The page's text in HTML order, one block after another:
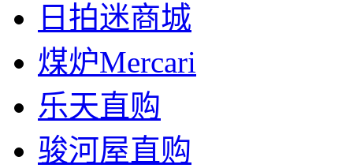
日拍迷商城
煤炉Mercari
乐天直购
骏河屋直购